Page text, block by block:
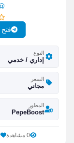
فتح
النوع
إداري / خدمي
السعر
مجاني
المطور
PepeBoost
0 مشاهدة